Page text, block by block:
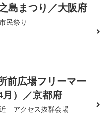
島まつり／大阪府
民祭り
前広場フリーマー
）／京都府
アクセス抜群会場